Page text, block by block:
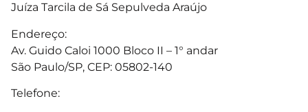
Juíza Tarcila de Sá Sepulveda Araújo
Endereço:
Av. Guido Caloi 1000 Bloco II – 1° andar
São Paulo/SP, CEP: 05802-140
Telefone: